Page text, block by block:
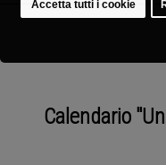
Calendario